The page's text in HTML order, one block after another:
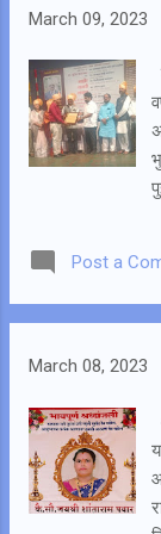
March 09, 2023
Post a
March 08, 2023